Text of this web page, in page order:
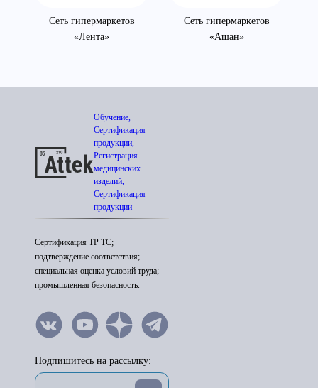
Сеть гипермаркетов
«Лента»
Сеть гипермаркетов
«Ашан»
Обучение,
Сертификация
продукции,
Регистрация
медицинских
изделий,
Сертификация
продукции
Сертификация ТР ТС;
подтверждение соответствия;
специальная оценка условий труда;
промышленная безопасность.
Подпишитесь на рассылку: